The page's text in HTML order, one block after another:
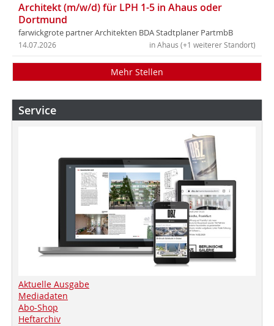
Architekt (m/w/d) für LPH 1-5 in Ahaus oder
Dortmund
farwickgrote partner Architekten BDA Stadtplaner PartmbB
in Ahaus (+1 weiterer Standort)
14.07.2026
Mehr Stellen
Service
Aktuelle Ausgabe
Mediadaten
Abo-Shop
Heftarchiv